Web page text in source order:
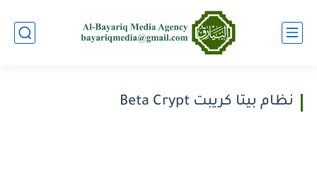
نظام بيتا كريبت Beta Crypt